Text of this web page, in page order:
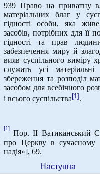
939 Право на приватну
матеріальних благ у
гідності особи, яка
засобів, потрібних для її
гідності та прав
забезпечення миру й
вияв суспільного виміру
служать усі
збереження та розподіл
засобом для всебічного
і всього суспільства [1] .
[1]
Пор. ІІ Ватиканський
про Церкву в сучасному
надія»], 69.
Наступна